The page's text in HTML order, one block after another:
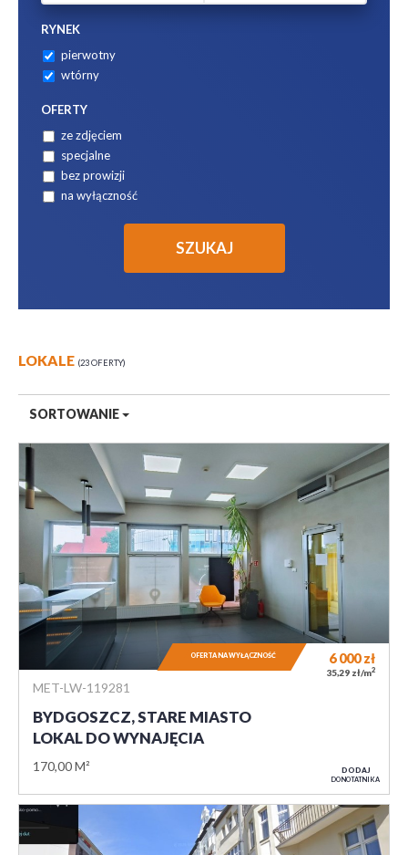
RYNEK
pierwotny
wtórny
OFERTY
ze zdjęciem
specjalne
bez prowizji
na wyłączność
LOKALE 23 OFERTY
SORTOWANIE
MET-LW-119281
BYDGOSZCZ, STARE MIASTO
LOKAL DO WYNAJĘCIA
170,00 M²
6 000zł
35,29 zł/m2
OFERTA NA WYŁĄCZNOŚĆ
DODAJ
DO NOTATNIKA